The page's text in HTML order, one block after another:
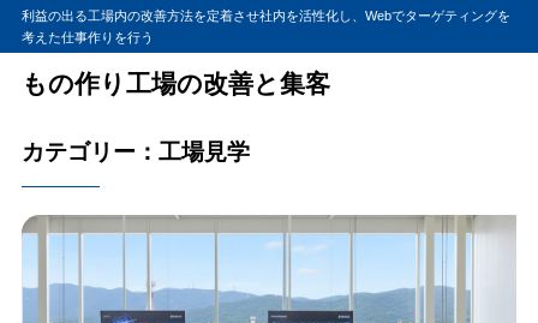
利益の出る工場内の改善方法を定着させ社内を活性化し、Webでターゲティングを
考えた仕事作りを行う
もの作り工場の改善と集客
カテゴリー：工場見学